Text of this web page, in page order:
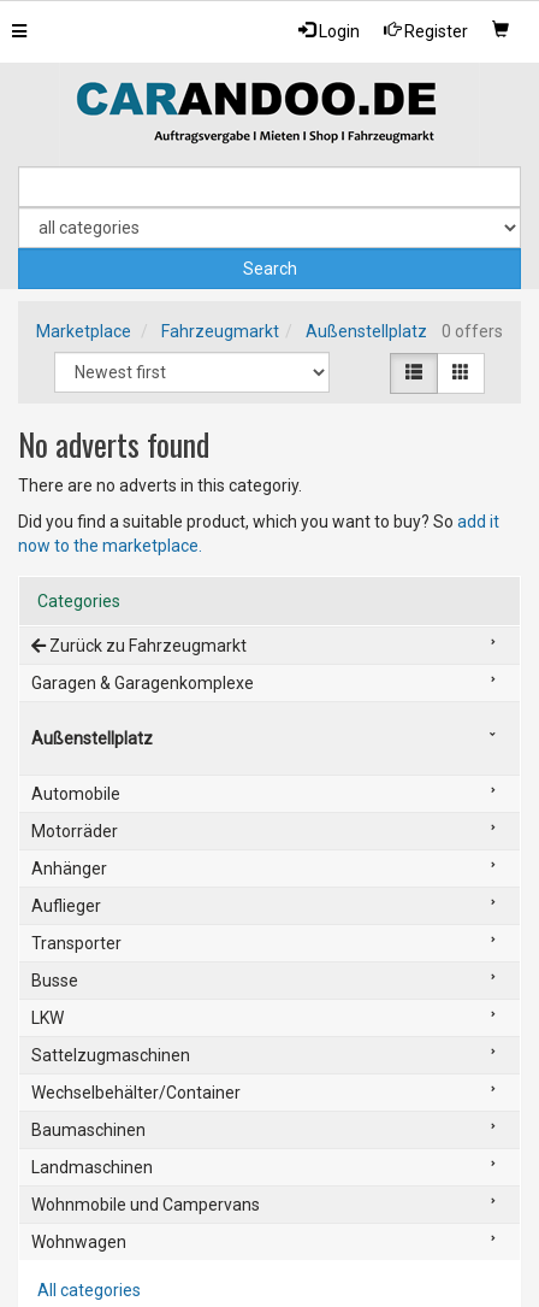
Login Register
Toggle
navigation
Marketplace Fahrzeugmarkt Außenstellplatz 0 offers
No adverts found
There are no adverts in this categoriy.
Did you find a suitable product, which you want to buy? So add it
now to the marketplace.
Categories
Zurück zu Fahrzeugmarkt
Garagen & Garagenkomplexe
Außenstellplatz
Automobile
Motorräder
Anhänger
Auflieger
Transporter
Busse
LKW
Sattelzugmaschinen
Wechselbehälter/Container
Baumaschinen
Landmaschinen
Wohnmobile und Campervans
Wohnwagen
All categories